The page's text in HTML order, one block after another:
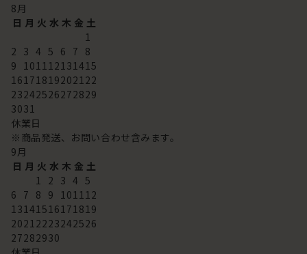
8 月
日 月 火 水 木 金 土
1
2 3 4 5 6 7 8
9
10 11 12 13 14 15
16 17 18 192021 22
23242526272829
3031
休業日
※商品発送、お問い合わせ含みます。
9 月
日 月 火 水 木 金 土
1
2 3 4 5
6 7 8 9 10 11 12
13 14 15 16 17 18 19
2021 2223242526
27282930